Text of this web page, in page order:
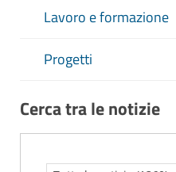
Lavoro e formazione
Progetti
Cerca tra le notizie